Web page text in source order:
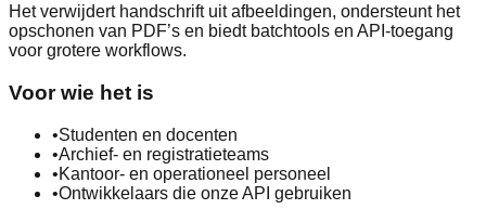
Het verwijdert handschrift uit afbeeldingen, ondersteunt het
opschonen van PDF’s en biedt batchtools en API-toegang
voor grotere workflows.
Voor wie het is
•Studenten en docenten
•Archief- en registratieteams
•Kantoor- en operationeel personeel
•Ontwikkelaars die onze API gebruiken